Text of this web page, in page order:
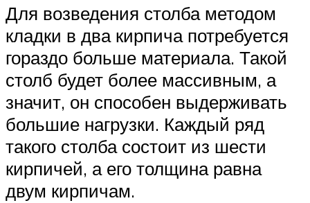
Для возведения столба методом
кладки в два кирпича потребуется
гораздо больше материала. Такой
столб будет более массивным, а
значит, он способен выдерживать
большие нагрузки. Каждый ряд
такого столба состоит из шести
кирпичей, а его толщина равна
двум кирпичам.